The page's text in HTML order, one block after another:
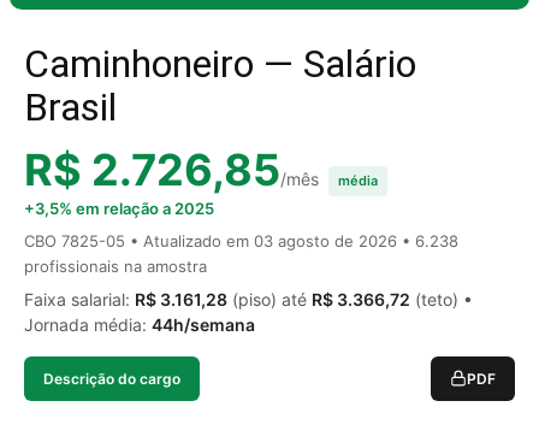
Caminhoneiro — Salário
Brasil
R$ 2.726,85/mês média
+3,5% em relação a 2025
CBO 7825-05 • Atualizado em 03 agosto de 2026 • 6.238
profissionais na amostra
Faixa salarial: R$ 3.161,28 (piso) até R$ 3.366,72 (teto) •
Jornada média: 44h/semana
Descrição do cargo PDF